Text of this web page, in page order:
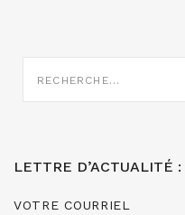
SUR
LETTRE D’ACTUALITÉ :
VOTRE COURRIEL